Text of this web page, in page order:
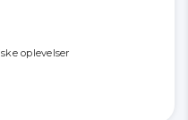
oplevelser